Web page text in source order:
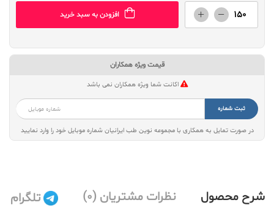
افزودن به سبد خرید
قیمت ویژه همکاران
اکانت شما ویژه همکاران نمی باشد
ثبت شماره
در صورت تمایل به همکاری با مجموعه نوین طب ایرانیان شماره موبایل خود را وارد نمایید
شرح محصول نظرات مشتریان (0) تلگرام